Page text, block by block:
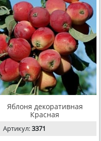
Яблоня декоративная
Красная
Артикул:3371